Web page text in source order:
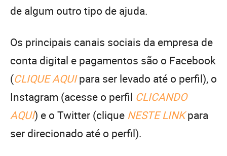
de algum outro tipo de ajuda.
Os principais canais sociais da empresa de
conta digital e pagamentos são o Facebook
(CLIQUE AQUIpara ser levado até o perfil), o
Instagram (acesse o perfil CLICANDO
AQUI) e o Twitter (clique NESTE LINKpara
ser direcionado até o perfil).